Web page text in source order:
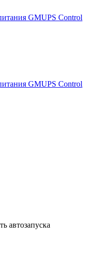
GMUPS Control
GMUPS Control
автозапуска